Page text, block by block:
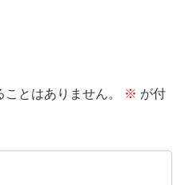
とはありません。 ※ が付